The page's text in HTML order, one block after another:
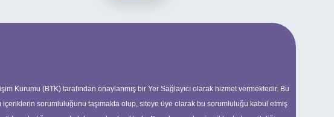
Kurumu (BTK) tarafından onaylanmış bir Yer Sağlayıcı olarak hizmet vermektedir. Bu
sorumluluğunu taşımakta olup, siteye üye olarak bu sorumluluğu kabul etmiş